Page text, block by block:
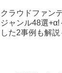
クラウドファン
ジャンル48選
した2事例も解説